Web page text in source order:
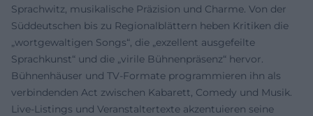
Sprachwitz, musikalische Präzision und Charme. Von der
Süddeutschen bis zu Regionalblättern heben Kritiken die
„wortgewaltigen Songs“, die „exzellent ausgefeilte
Sprachkunst“ und die „virile Bühnenpräsenz“ hervor.
Bühnenhäuser und TV-Formate programmieren ihn als
verbindenden Act zwischen Kabarett, Comedy und Musik.
Live-Listings und Veranstaltertexte akzentuieren seine